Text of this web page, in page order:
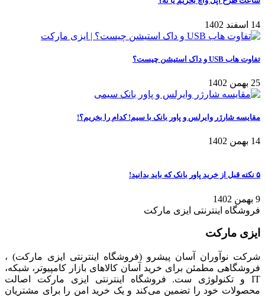
14 اسفند 1402
تفاوت هاب USB و داک استیشن چیست؟
25 بهمن 1402
مقایسه شارژر وایرلس و پاور بانک با سیم! کدام را بخریم؟!
14 بهمن 1402
۵ نکته قبل از خرید پاور بانک که باید بدانید!
9 بهمن 1402
فروشگاه اینترنتی ایزی مارکت
ایزی مارکت
شرکت نوآوران آسان پیشرو (فروشگاه اینترنتی ایزی مارکت) ،
فروشگاهی مطمئن برای خرید آسان کالاهای بازار کامپیوتر، شبکه،
IT و تکنولوژی ست. فروشگاه اینترنتی ایزی مارکت اصالت
محصولات خود را تضمین می‌کند و یک خرید امن را برای مشتریان